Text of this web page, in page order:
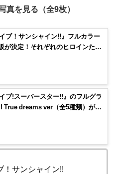
真を見る（全9枚）
イブ！サンシャイン!!』フルカラー
が決定！それぞれのヒロインたち
わいいデザインに
イブ!スーパースター!!』のフルグラ
True dreams ver（全5種類）が新
！サンシャイン!!